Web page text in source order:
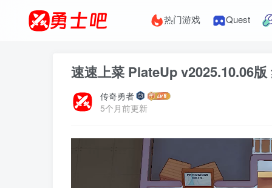
热门游戏 Quest
速速上菜 PlateUp v2025.10.06
传奇勇者
5个月前更新